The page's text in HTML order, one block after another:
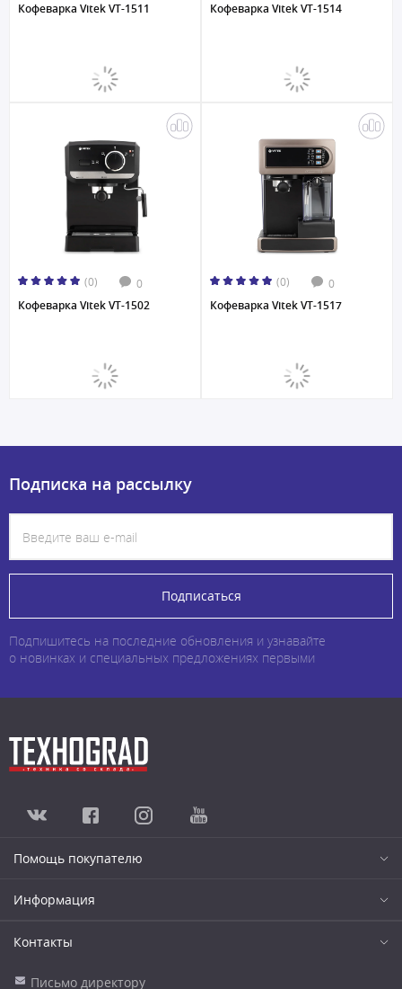
Кофеварка Vitek VT-1511 Кофеварка Vitek VT-1514
(0) 0
Кофеварка Vitek VT-1502
(0) 0
Кофеварка Vitek VT-1517
Подписка на рассылку
Подписаться
Подпишитесь на последние обновления и узнавайте
о новинках и специальных предложениях первыми
Помощь покупателю
Информация
Контакты
Письмо директору